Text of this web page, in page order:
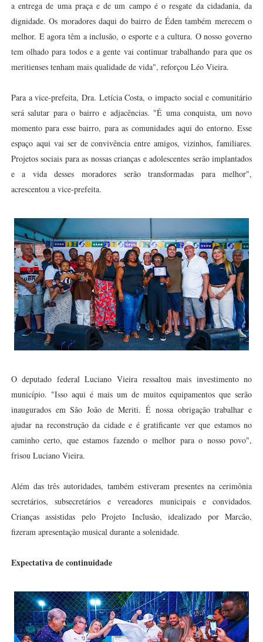
a entrega de uma praça e de um campo é o resgate da cidadania, da
dignidade. Os moradores daqui do bairro de Éden também merecem o
melhor. E agora têm a inclusão, o esporte e a cultura. O nosso governo
tem olhado para todos e a gente vai continuar trabalhando para que os
meritienses tenham mais qualidade de vida", reforçou Léo Vieira.
Para a vice-prefeita, Dra. Letícia Costa, o impacto social e comunitário
será salutar para o bairro e adjacências. "É uma conquista, um novo
momento para esse bairro, para as comunidades aqui do entorno. Esse
espaço aqui vai ser de convivência entre amigos, vizinhos, familiares.
Projetos sociais para as nossas crianças e adolescentes serão implantados
e a vida desses moradores serão transformadas para melhor",
acrescentou a vice-prefeita.
O deputado federal Luciano Vieira ressaltou mais investimento no
município. "Isso aqui é mais um de muitos equipamentos que serão
inaugurados em São João de Meriti. É nossa obrigação trabalhar e
ajudar na reconstrução da cidade e é gratificante ver que estamos no
caminho certo, que estamos fazendo o melhor para o nosso povo",
frisou Luciano Vieira.
Além das três autoridades, também estiveram presentes na cerimônia
secretários, subsecretários e vereadores municipais e convidados.
Crianças assistidas pelo Projeto Inclusão, idealizado por Marcão,
fizeram apresentação musical durante a solenidade.
Expectativa de continuidade